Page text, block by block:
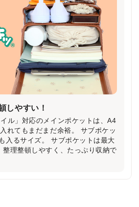
でもドライバーの注意を引き
夕暮れ時に、ランドセルのふちが
イバーの注意を引きます。
しやすい！
イル」対応のメインポケットは、A4
れてもまだまだ余裕。 サブポケッ
入るサイズ。 サブポケットは最大
整理整頓しやすく、たっぷり収納で